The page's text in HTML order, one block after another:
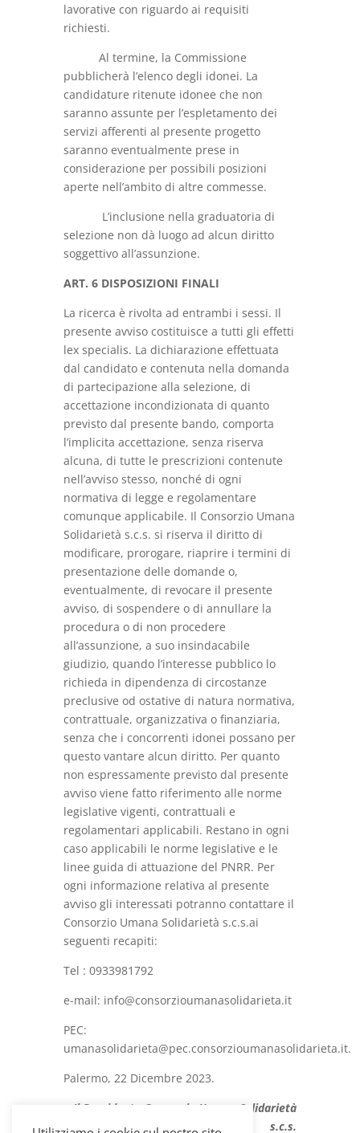
lavorative con riguardo ai requisiti
richiesti.
Al termine, la Commissione
pubblicherà l’elenco degli idonei. La
candidature ritenute idonee che non
saranno assunte per l’espletamento dei
servizi afferenti al presente progetto
saranno eventualmente prese in
considerazione per possibili posizioni
aperte nell’ambito di altre commesse.
L’inclusione nella graduatoria di
selezione non dà luogo ad alcun diritto
soggettivo all’assunzione.
ART. 6 DISPOSIZIONI FINALI
La ricerca è rivolta ad entrambi i sessi. Il
presente avviso costituisce a tutti gli effetti
lex specialis. La dichiarazione effettuata
dal candidato e contenuta nella domanda
di partecipazione alla selezione, di
accettazione incondizionata di quanto
previsto dal presente bando, comporta
l’implicita accettazione, senza riserva
alcuna, di tutte le prescrizioni contenute
nell’avviso stesso, nonché di ogni
normativa di legge e regolamentare
comunque applicabile. Il Consorzio Umana
Solidarietà s.c.s. si riserva il diritto di
modificare, prorogare, riaprire i termini di
presentazione delle domande o,
eventualmente, di revocare il presente
avviso, di sospendere o di annullare la
procedura o di non procedere
all’assunzione, a suo insindacabile
giudizio, quando l’interesse pubblico lo
richieda in dipendenza di circostanze
preclusive od ostative di natura normativa,
contrattuale, organizzativa o finanziaria,
senza che i concorrenti idonei possano per
questo vantare alcun diritto. Per quanto
non espressamente previsto dal presente
avviso viene fatto riferimento alle norme
legislative vigenti, contrattuali e
regolamentari applicabili. Restano in ogni
caso applicabili le norme legislative e le
linee guida di attuazione del PNRR. Per
ogni informazione relativa al presente
avviso gli interessati potranno contattare il
Consorzio Umana Solidarietà s.c.s.ai
seguenti recapiti:
Tel : 0933981792
e-mail: info@consorzioumanasolidarieta.it
PEC:
umanasolidarieta@pec.consorzioumanasolidarieta.it.
Palermo, 22 Dicembre 2023.
Il Presidente Consorzio Umana Solidarietà
s.c.s.